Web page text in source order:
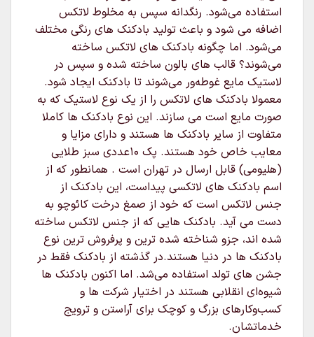
استفاده می‌شود. رنگدانه سپس به مخلوط لاتکس
اضافه می شود و باعث تولید بادکنک های رنگی مختلف
می‌شود. اما چگونه بادکنک های لاتکس ساخته
می‌شوند؟ قالب های بالون ساخته شده و سپس در
لاستیک مایع غوطه‌ور می‌شوند تا بادکنک ایجاد شود.
معمولا بادکنک های لاتکس را از یک نوع لاستیک که به
صورت مایع است می سازند. این نوع بادکنک ها کاملا
متفاوت از سایر بادکنک ها هستند و دارای مزایا و
معایب خاص خود هستند. پک ۱۰عددی سبز طلایی
(هلیومی) قابل ارسال در تهران است . همانطور که از
اسم بادکنک های لاتکسی پیداست، این بادکنک از
جنس لاتکس است که خود از صمغ درخت کائوچو به
دست می آید. بادکنک هایی که از جنس لاتکس ساخته
شده اند، جزو شناخته شده ترین و پرفروش ترین نوع
بادکنک ها در دنیا هستند.در گذشته از بادکنک فقط در
جشن های تولد استفاده می‌شد. اما اکنون بادکنک ها
شیوه‌ای انقلابی هستند در اختیار شرکت ها و
کسب‌وکارهای بزرگ و کوچک برای آراستن و ترویج
خدماتشان.